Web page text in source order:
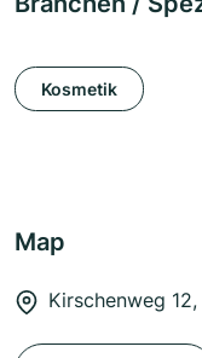
Kosmetik
Map
Kirschenweg